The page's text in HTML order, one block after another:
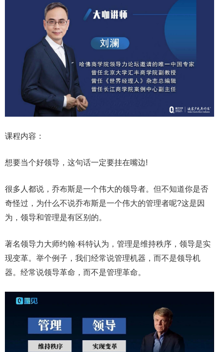
课程内容：
想要当个好领导，这句话一定要挂在嘴边!
很多人都说，乔布斯是一个伟大的领导者。但不知道你是否
奇怪过，为什么不说乔布斯是一个伟大的管理者呢?这是因
为，领导和管理是有区别的。
著名领导力大师约翰·科特认为，管理是维持秩序，领导是实
现变革。举个例子，我们经常说管理机器，而不是领导机
器。经常说领导革命，而不是管理革命。